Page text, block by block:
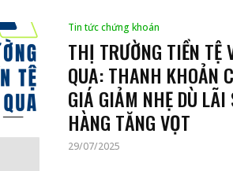
Tin tức chứng khoán
THỊ TRƯỜNG TIỀN TỆ
QUA: THANH KHOẢN
GIÁ GIẢM NHẸ DÙ LÃI
HÀNG TĂNG VỌT
29/07/2025